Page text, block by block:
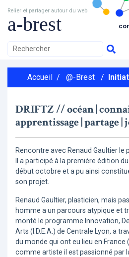
Relier et partager autour du web
a-brest
Accueil / @-Brest /
DRIFTZ // océan |
apprentissage | partage |
Rencontre avec Renaud Gaultier le
Il a participé à la première édition
début octobre et a pu ainsi
son projet.
Renaud Gaultier, plasticien, mais
homme a un parcours atypique et
monté le programme Innovation,
Arts (I.D.E.A.) de Centrale Lyon, a
du monde qui ont eu lieu en
comme artiste il est passionné par